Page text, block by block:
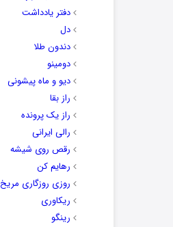
دفتر یادداشت
دل
دندون طلا
دومینو
دیو و ماه پیشونی
راز بقا
راز یک پرونده
رالی ایرانی
رقص روی شیشه
رهایم کن
روزی روزگاری مریخ
ریکاوری
رینگو